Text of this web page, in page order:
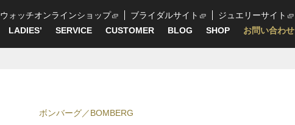
ウォッチオンラインショップ ブライダルサイト
ジュエリーサイト
LADIES’ SERVICE CUSTOMER BLOG SHOP お問い合わせ
ボンバーグ BOMBERG